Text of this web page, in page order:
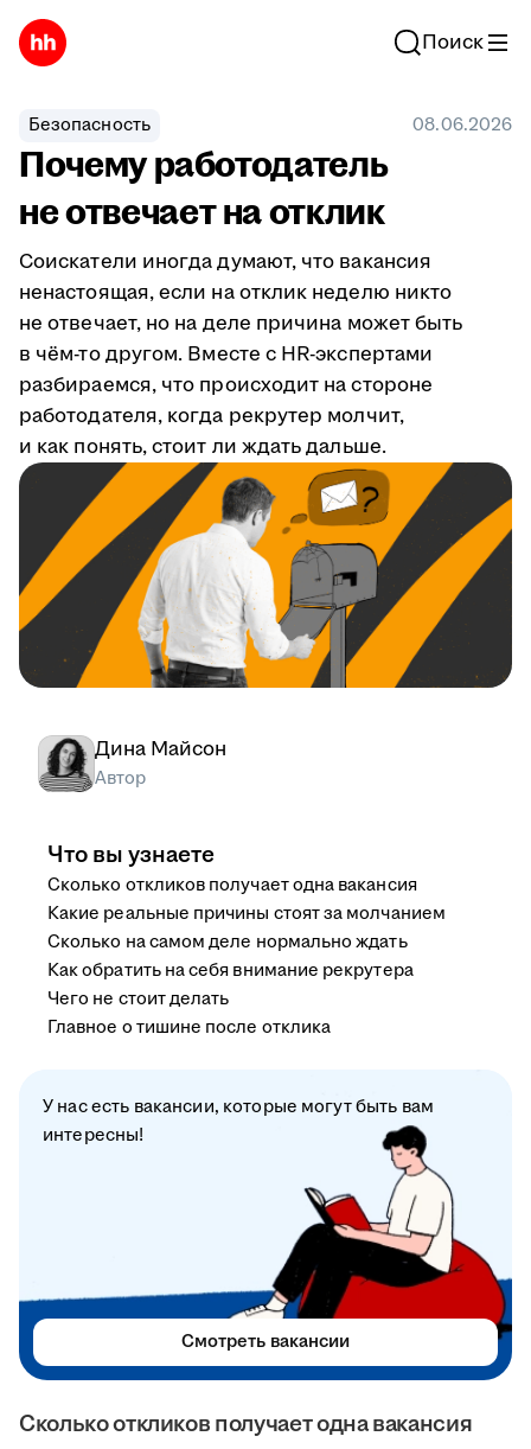
Поиск
Безопасность 08.06.2026
Почему работодатель
не отвечает на отклик
Соискатели иногда думают, что вакансия
ненастоящая, если на отклик неделю никто
не отвечает, но на деле причина может быть
в чём-то другом. Вместе с HR-экспертами
разбираемся, что происходит на стороне
работодателя, когда рекрутер молчит,
и как понять, стоит ли ждать дальше.
Сколько откликов получает одна вакансия
Дина Майсон
Автор
Что вы узнаете
Сколько откликов получает одна вакансия
Какие реальные причины стоят за молчанием
Сколько на самом деле нормально ждать
Как обратить на себя внимание рекрутера
Чего не стоит делать
Главное о тишине после отклика
У нас есть вакансии, которые могут быть вам
интересны!
Смотреть вакансии